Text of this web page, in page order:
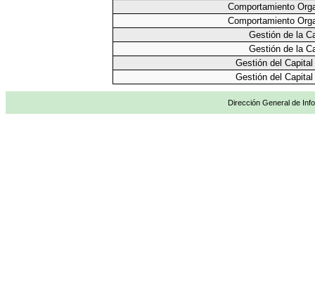
Comportamiento
Comportamiento
Gestión de la
Gestión de la
Gestión del Capital
Gestión del Capital
Dirección General de